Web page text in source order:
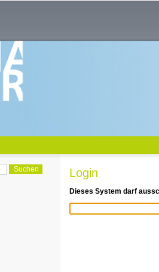
Login
Dieses System darf